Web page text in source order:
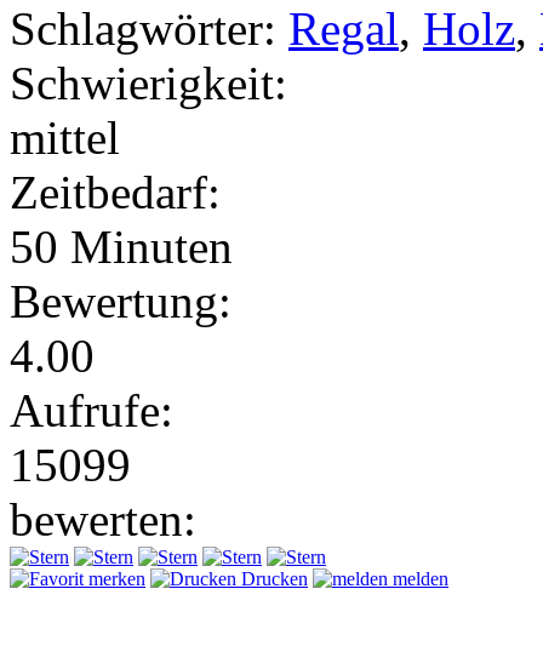
Schlagwörter: Regal, Holz,
Schwierigkeit:
mittel
Zeitbedarf:
50 Minuten
Bewertung:
4.00
Aufrufe:
15099
bewerten:
merken Drucken melden